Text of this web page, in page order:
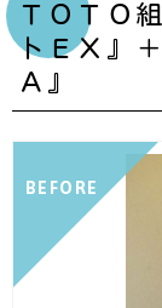
ＴＯＴＯ
トＥＸ』
Ａ』
BEFORE